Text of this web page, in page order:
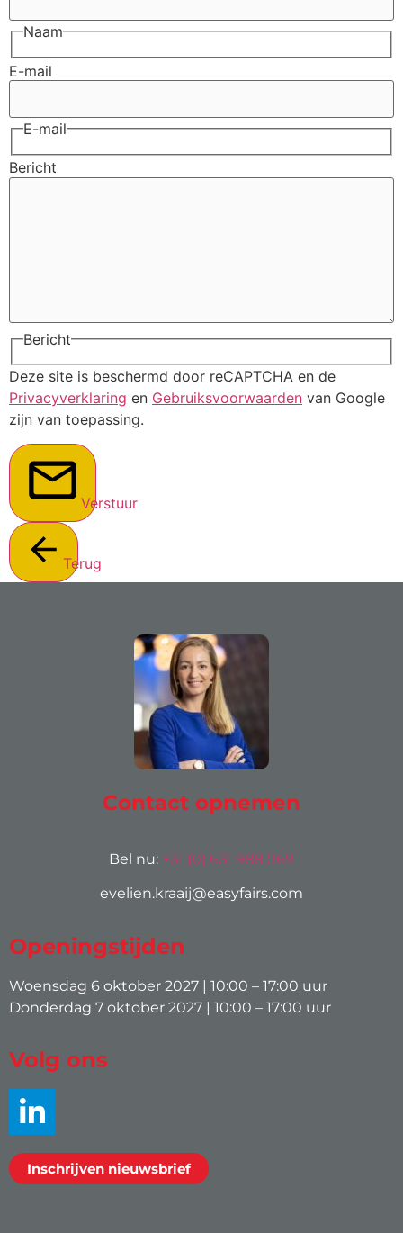
Naam
E-mail
E-mail
Bericht
Bericht
Deze site is beschermd door reCAPTCHA en de
Privacyverklaring en Gebruiksvoorwaarden van Google
zijn van toepassing.
Verstuur
Terug
Contact opnemen
Bel nu: +31 (0) 631 988 069
evelien.kraaij@easyfairs.com
Openingstijden
Woensdag 6 oktober 2027 | 10:00 – 17:00 uur
Donderdag 7 oktober 2027 | 10:00 – 17:00 uur
Volg ons
Inschrijven nieuwsbrief